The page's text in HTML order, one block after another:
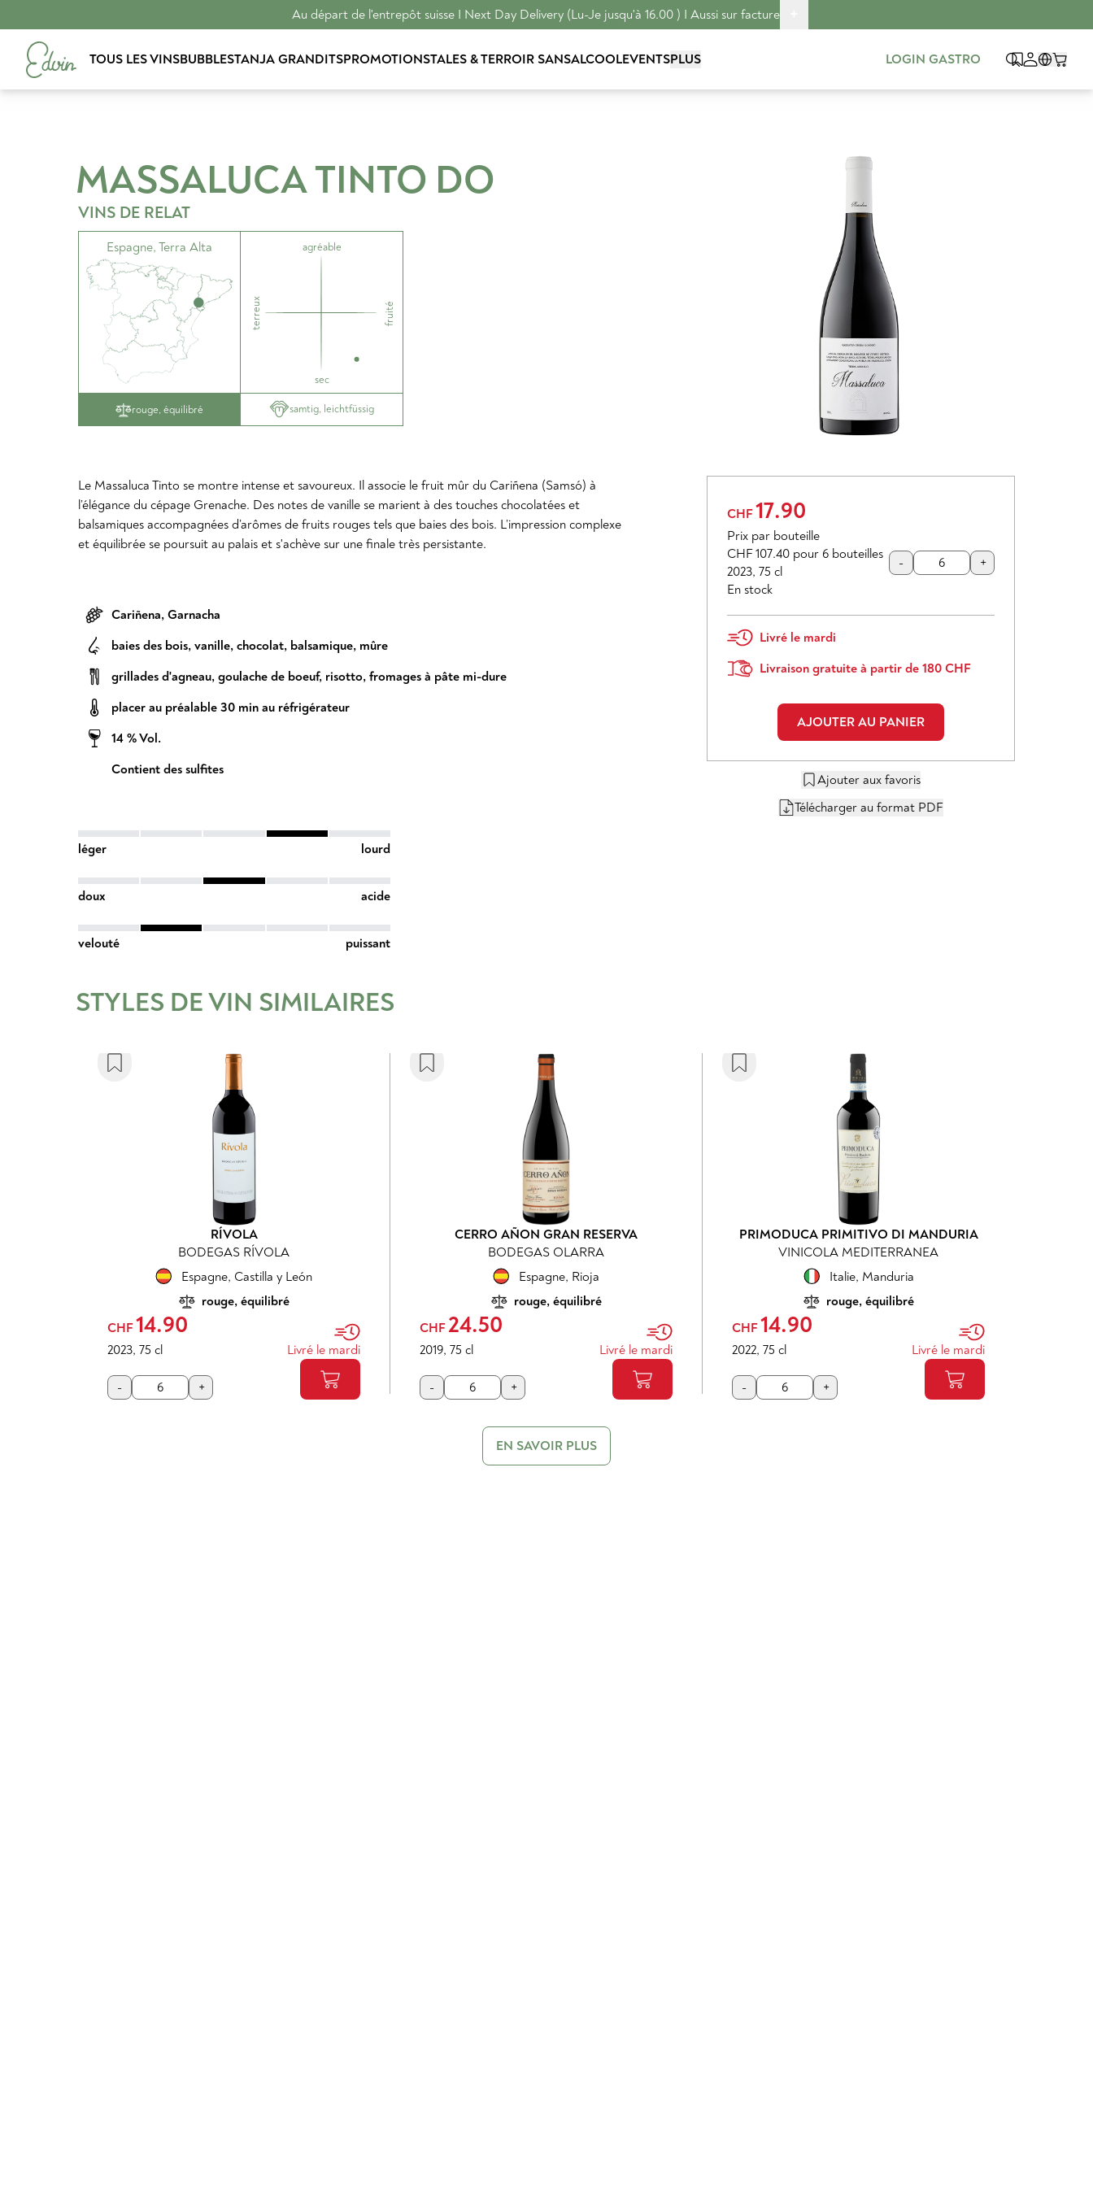
Au départ de l'entrepôt suisse I Next Day Delivery (Lu-Je jusqu'à 16.00 ) I Aussi sur facture
TOUS LES VINSBUBBLESTANJA GRANDITSPROMOTIONSTALES & TERROIR SANSALCOOLEVENTSPLUS LOGIN GASTRO
MASSALUCA TINTO DO
VINS DE RELAT
Espagne, Terra Alta agréable
terreux fruité
sec
rouge, équilibré samtig, leichtfüssig
CHF 17.90
Prix par bouteille
CHF 107.40 pour 6 bouteilles
2023,75 cl
En stock
- +
Livré le mardi
Livraison gratuite à partir de 180 CHF
AJOUTER AU PANIER
Ajouter aux favoris
Télécharger au format PDF
Le Massaluca Tinto se montre intense et savoureux. Il associe le fruit mûr du Cariñena (Samsó) à
l’élégance du cépage Grenache. Des notes de vanille se marient à des touches chocolatées et
balsamiques accompagnées d’arômes de fruits rouges tels que baies des bois. L’impression complexe
et équilibrée se poursuit au palais et s'achève sur une finale très persistante.
Cariñena, Garnacha
baies des bois, vanille, chocolat, balsamique, mûre
grillades d'agneau, goulache de boeuf, risotto, fromages à pâte mi-dure
placer au préalable 30 min au réfrigérateur
14 % Vol.
Contient des sulfites
léger lourd
doux acide
velouté puissant
STYLES DE VIN SIMILAIRES
RÍVOLA
BODEGAS RÍVOLA
Espagne, Castilla y León
rouge, équilibré
CHF 14.90
2023, 75 cl Livré le mardi
- +
CERRO AÑON GRAN RESERVA
BODEGAS OLARRA
Espagne, Rioja
rouge, équilibré
CHF 24.50
2019, 75 cl Livré le mardi
- +
PRIMODUCA PRIMITIVO DI MANDURIA
VINICOLA MEDITERRANEA
Italie, Manduria
rouge, équilibré
CHF 14.90
2022, 75 cl Livré le mardi
- +
EN SAVOIR PLUS